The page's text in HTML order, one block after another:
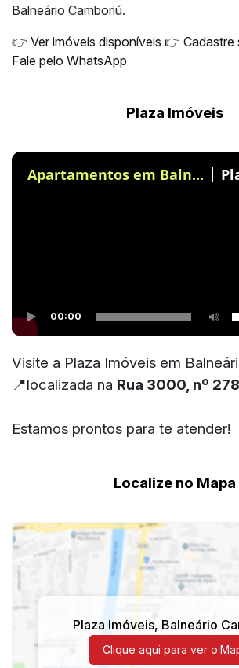
Balneário Camboriú.
👉 Ver imóveis disponíveis 👉 Cadastre
Fale pelo WhatsApp
Plaza Imóveis
00:00
Apartamentos em Baln... Plaza
Visite a Plaza Imóveis em
📍localizada na Rua 3000, nº
Estamos prontos para te atender!
Localize no Mapa
Plaza Imóveis, Balneário
Clique aqui para ver o